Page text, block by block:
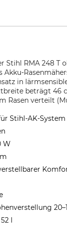
Stihl RMA 248 T
Akku-
in
beträgt 46
Rasen verteilt
Stihl-AK-
W
l